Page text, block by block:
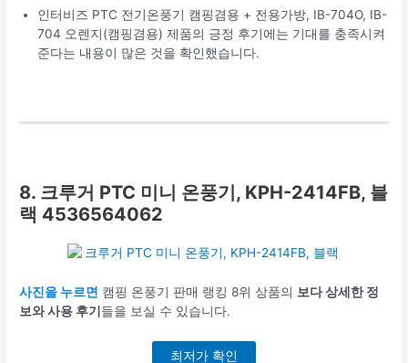
인터비즈 PTC 전기온풍기 캠핑겸용 + 전용가방, IB-704O, IB-
704 오렌지(캠핑겸용) 제품의 긍정 후기에는 기대를 충족시켜
준다는 내용이 많은 것을 확인했습니다.
8. 크루거 PTC 미니 온풍기, KPH-2414FB, 블
랙 4536564062
사진을 누르면 캠핑 온풍기 판매 랭킹 8위 상품의 보다 상세한 정
보와 사용 후기 들을 보실 수 있습니다.
최저가 확인